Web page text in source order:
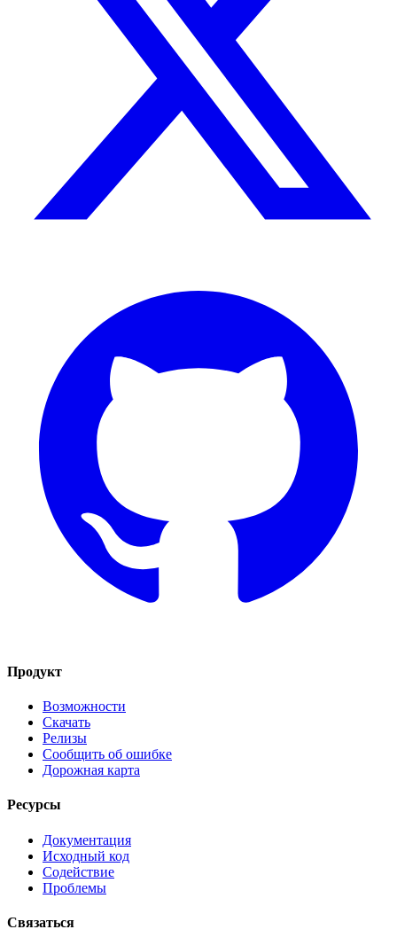
Продукт
Возможности
Скачать
Релизы
Сообщить об ошибке
Дорожная карта
Ресурсы
Документация
Исходный код
Содействие
Проблемы
Связаться